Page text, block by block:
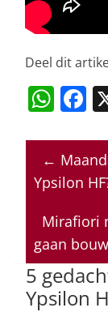
Deel dit
W
at
s
p
p
F
c
e
o
o
k
←
Ypsilon
Mirafiori
gaan
5
Ypsilon